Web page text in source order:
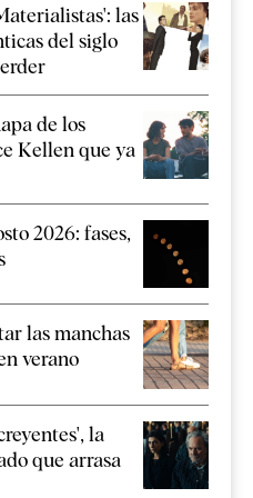
las
del siglo
de los
Kellen que ya
2026: fases,
las manchas
verano
la
que arrasa